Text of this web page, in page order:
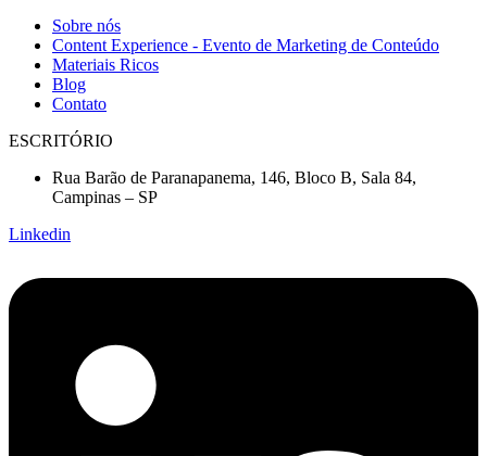
Sobre nós
Content Experience - Evento de Marketing de Conteúdo
Materiais Ricos
Blog
Contato
ESCRITÓRIO
Rua Barão de Paranapanema, 146, Bloco B, Sala 84,
Campinas – SP
Linkedin